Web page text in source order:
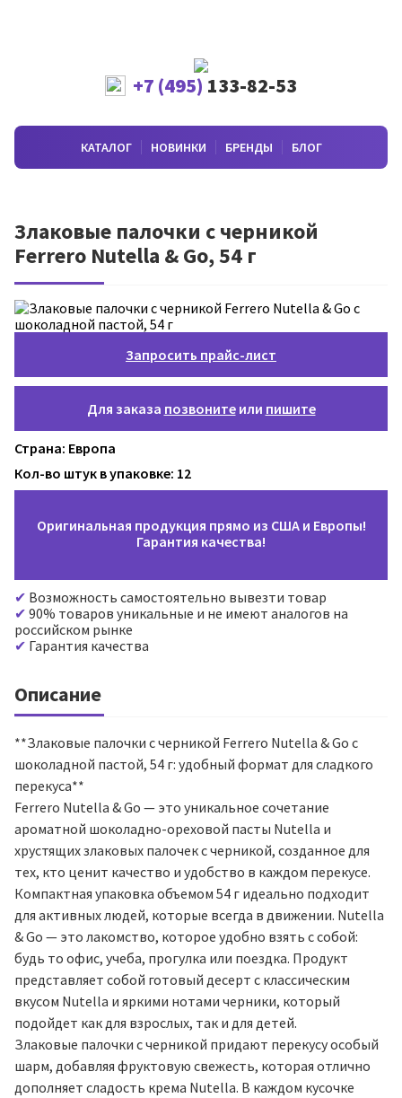
+7 (495) 133-82-53
КАТАЛОГ НОВИНКИ БРЕНДЫ БЛОГ
Злаковые палочки с черникой
Ferrero Nutella & Go, 54 г
Запросить прайс-лист
Для заказа позвонитеили пишите
Страна: Европа
Кол-во штук в упаковке: 12
Оригинальная продукция прямо из США и Европы!
Гарантия качества!
Возможность самостоятельно вывезти товар
90% товаров уникальные и не имеют аналогов на
российском рынке
Гарантия качества
Описание
**Злаковые палочки с черникой Ferrero Nutella & Go с
шоколадной пастой, 54 г: удобный формат для сладкого
перекуса**
Ferrero Nutella & Go — это уникальное сочетание
ароматной шоколадно-ореховой пасты Nutella и
хрустящих злаковых палочек с черникой, созданное для
тех, кто ценит качество и удобство в каждом перекусе.
Компактная упаковка объемом 54 г идеально подходит
для активных людей, которые всегда в движении. Nutella
& Go — это лакомство, которое удобно взять с собой:
будь то офис, учеба, прогулка или поездка. Продукт
представляет собой готовый десерт с классическим
вкусом Nutella и яркими нотами черники, который
подойдет как для взрослых, так и для детей.
Злаковые палочки с черникой придают перекусу особый
шарм, добавляя фруктовую свежесть, которая отлично
дополняет сладость крема Nutella. В каждом кусочке